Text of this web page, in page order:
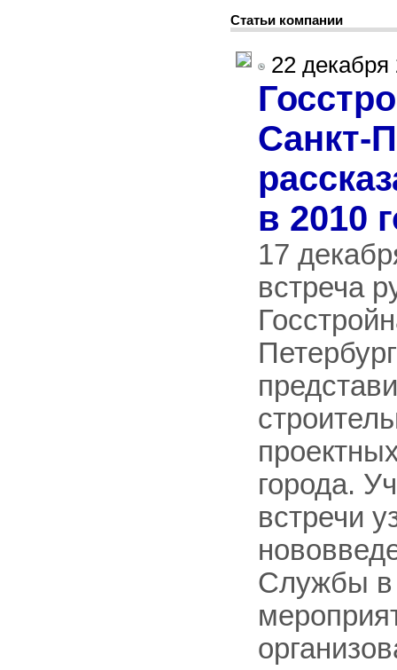
Статьи компании
22
Санкт-
в 2010
17
встреча
города.
встречи
Службы в